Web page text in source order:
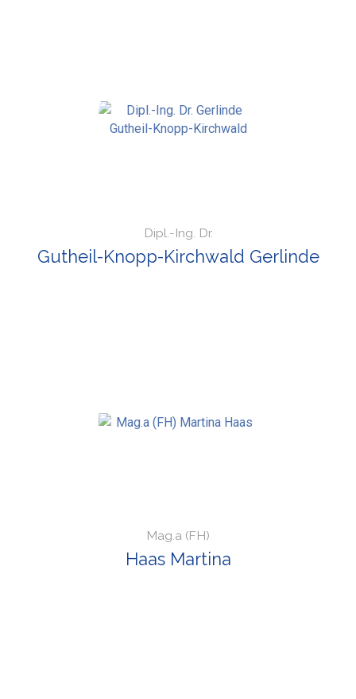
Dipl.-Ing. Dr.
Gutheil-Knopp-Kirchwald Gerlinde
Mag.a (FH)
Haas Martina